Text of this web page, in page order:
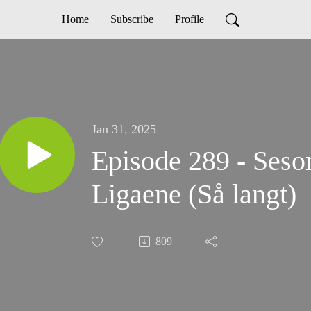
Home Subscribe Profile
Jan 31, 2025
Episode 289 -
Ligaene (Så langt)
809